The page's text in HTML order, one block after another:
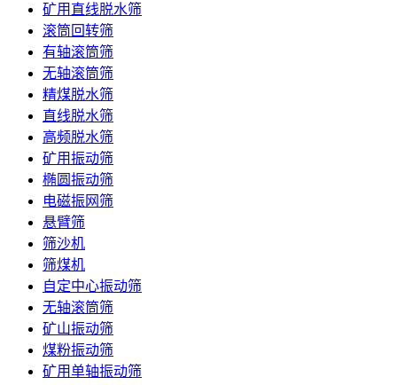
矿用直线脱水筛
滚筒回转筛
有轴滚筒筛
无轴滚筒筛
精煤脱水筛
直线脱水筛
高频脱水筛
矿用振动筛
椭圆振动筛
电磁振网筛
悬臂筛
筛沙机
筛煤机
自定中心振动筛
无轴滚筒筛
矿山振动筛
煤粉振动筛
矿用单轴振动筛